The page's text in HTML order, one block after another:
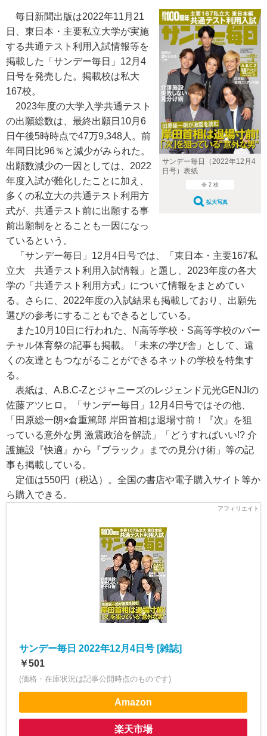
サンデー毎日（2022年12月4
日号）表紙
全 2 枚
拡大写真
毎日新聞出版は2022年11月21
日、東日本・主要私立大学が実施
する共通テスト利用入試情報等を
掲載した「サンデー毎日」12月4
日号を発売した。掲載校は私大
167校。
2023年度の大学入学共通テスト
の出願総数は、最終出願日10月6
日午後5時時点で47万9,348人。前
年同日比96％と減少がみられた。
出願数減少の一因としては、2022
年度入試が難化したことに加え、
多くの私立大の共通テスト利用方
式が、共通テスト前に出願する事
前出願制をとることも一因になっ
ているという。
「サンデー毎日」12月4日号では、「東日本・主要167私
立大 共通テスト利用入試情報」と題し、2023年度の各大
学の「共通テスト利用方式」について情報をまとめてい
る。さらに、2022年度の入試結果も掲載しており、出願先
選びの参考にすることもできるとしている。
また10月10日に行われた、N高等学校・S高等学校のバー
チャル体育祭の記事も掲載。「未来の学び舎」として、遠
くの友達ともつながることができるネットの学校を特集す
る。
表紙は、A.B.C-Zとジャニーズのレジェンド元光GENJIの
佐藤アツヒロ。「サンデー毎日」12月4日号ではその他、
「田原総一朗×倉重篤郎 岸田首相は退場寸前！『次』を狙
っている意外な男 激震政治を解読」「どうすればいい!? 介
護施設『快適』から『ブラック』までの見分け術」等の記
事も掲載している。
定価は550円（税込）。全国の書店や電子購入サイト等か
ら購入できる。
サンデー毎日 2022年12月4日号 [雑誌]
￥501
(価格・在庫状況は記事公開時点のものです)
Amazon
楽天市場